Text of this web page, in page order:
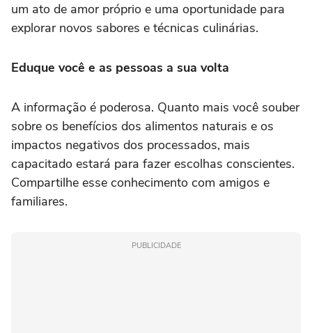
um ato de amor próprio e uma oportunidade para
explorar novos sabores e técnicas culinárias.
Eduque você e as pessoas a sua volta
A informação é poderosa. Quanto mais você souber
sobre os benefícios dos alimentos naturais e os
impactos negativos dos processados, mais
capacitado estará para fazer escolhas conscientes.
Compartilhe esse conhecimento com amigos e
familiares.
PUBLICIDADE